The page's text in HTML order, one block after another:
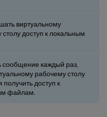
виртуальному
столу доступ к локальным
сообщение каждый раз,
рабочему столу
получить доступ к
файлам.